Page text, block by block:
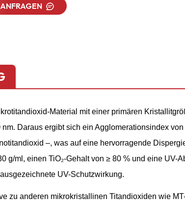
Material mit einer primären
Daraus ergibt sich ein Agglomerationsindex
–, was auf eine hervorragende
g/ml, einen TiO₂-Gehalt von ≥ 80 % und eine UV-
UV-Schutzwirkung.
zu anderen mikrokristallinen Titandioxiden wie